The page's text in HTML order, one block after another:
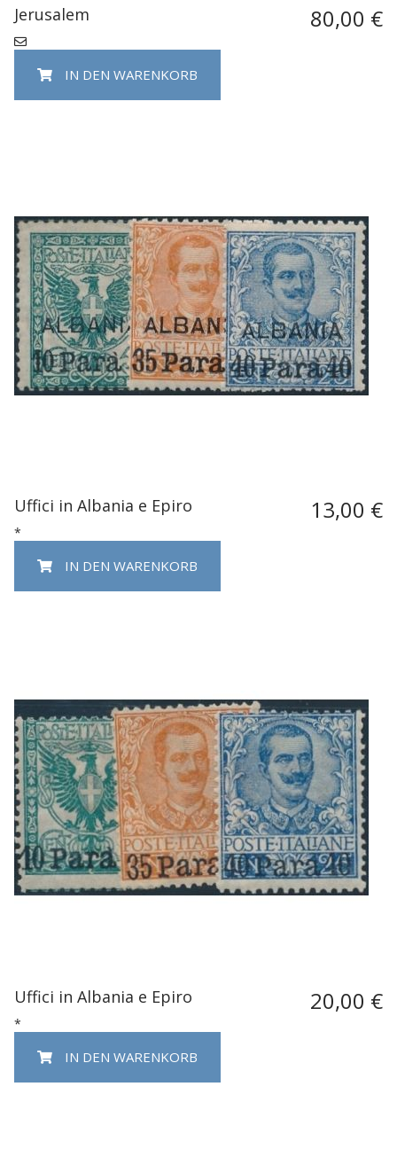
Jerusalem 80,00 €
IN DEN WARENKORB
Uffici in Albania e Epiro 13,00 €
*
IN DEN WARENKORB
Uffici in Albania e Epiro 20,00 €
*
IN DEN WARENKORB